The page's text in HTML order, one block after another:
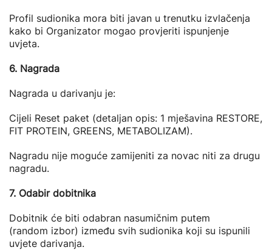
Profil sudionika mora biti javan u trenutku izvlačenja
kako bi Organizator mogao provjeriti ispunjenje
uvjeta.
6. Nagrada
Nagrada u darivanju je:
Cijeli Reset paket (detaljan opis: 1 mješavina RESTORE,
FIT PROTEIN, GREENS, METABOLIZAM).
Nagradu nije moguće zamijeniti za novac niti za drugu
nagradu.
7. Odabir dobitnika
Dobitnik će biti odabran nasumičnim putem
(random izbor) između svih sudionika koji su ispunili
uvjete darivanja.